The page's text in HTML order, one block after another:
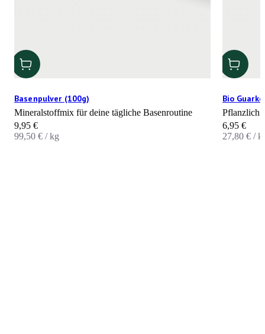
Basenpulver (100g)
Mineralstoffmix für deine tägliche Basenroutine
Angebot
9,95 €
99,50 € / kg
Bio
Pflanzlich
Angebot
6,95 €
27,80 € /